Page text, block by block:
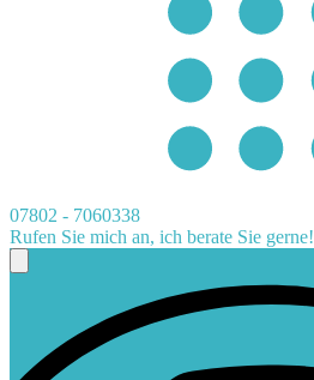
07802 - 7060338
Rufen Sie mich an, ich berate Sie gerne!